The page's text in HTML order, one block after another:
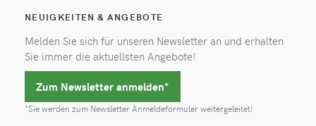
NEUIGKEITEN & ANGEBOTE
Melden Sie sich für unseren Newsletter an und erhalten
Sie immer die aktuellsten Angebote!
Zum Newsletter anmelden*
*Sie werden zum Newsletter Anmeldeformular weitergeleitet!